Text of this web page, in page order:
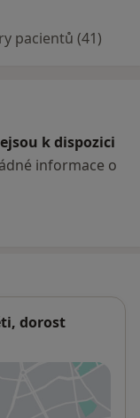
pacientů (41)
k dispozici
informace o
dorost
nové záložce